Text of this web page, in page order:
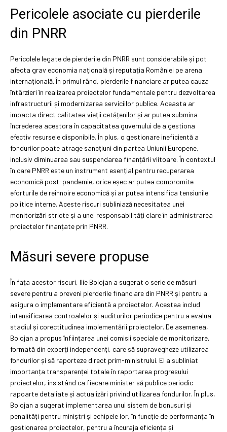
Pericolele asociate cu pierderile
din PNRR
Pericolele legate de pierderile din PNRR sunt considerabile și pot
afecta grav economia națională și reputația României pe arena
internațională. În primul rând, pierderile financiare ar putea cauza
întârzieri în realizarea proiectelor fundamentale pentru dezvoltarea
infrastructurii și modernizarea serviciilor publice. Aceasta ar
impacta direct calitatea vieții cetățenilor și ar putea submina
încrederea acestora în capacitatea guvernului de a gestiona
efectiv resursele disponibile. În plus, o gestionare ineficientă a
fondurilor poate atrage sancțiuni din partea Uniunii Europene,
inclusiv diminuarea sau suspendarea finanțării viitoare. În contextul
în care PNRR este un instrument esențial pentru recuperarea
economică post-pandemie, orice eșec ar putea compromite
eforturile de reînnoire economică și ar putea intensifica tensiunile
politice interne. Aceste riscuri subliniază necesitatea unei
monitorizări stricte și a unei responsabilități clare în administrarea
proiectelor finanțate prin PNRR.
Măsuri severe propuse
În fața acestor riscuri, Ilie Bolojan a sugerat o serie de măsuri
severe pentru a preveni pierderile financiare din PNRR și pentru a
asigura o implementare eficientă a proiectelor. Acestea includ
intensificarea controalelor și auditurilor periodice pentru a evalua
stadiul și corectitudinea implementării proiectelor. De asemenea,
Bolojan a propus înființarea unei comisii speciale de monitorizare,
formată din experți independenți, care să supravegheze utilizarea
fondurilor și să raporteze direct prim-ministrului. El a subliniat
importanța transparenței totale în raportarea progresului
proiectelor, insistând ca fiecare minister să publice periodic
rapoarte detaliate și actualizări privind utilizarea fondurilor. În plus,
Bolojan a sugerat implementarea unui sistem de bonusuri și
penalități pentru miniștri și echipele lor, în funcție de performanța în
gestionarea proiectelor, pentru a încuraja eficiența și